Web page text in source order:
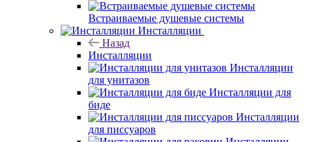
Встраиваемые душевые системы
Инсталляции
Назад
Инсталляции
Инсталляции
для унитазов
Инсталляции для
биде
Инсталляции
для писсуаров